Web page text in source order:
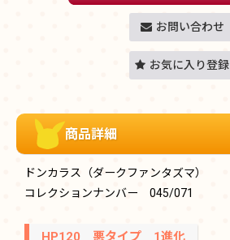
お問い合わせ
お気に入り登録
商品詳細
ドンカラス（ダークファンタズマ）
コレクションナンバー 045/071
HP120 悪タイプ 1進化